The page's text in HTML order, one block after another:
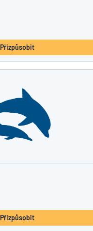
Přizpůsobit
Přizpůsobit